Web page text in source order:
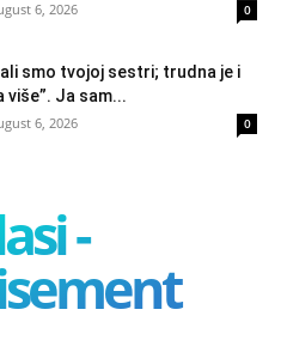
6, 2026 0
smo tvojoj sestri; trudna je i
više”. Ja sam...
6, 2026 0
-